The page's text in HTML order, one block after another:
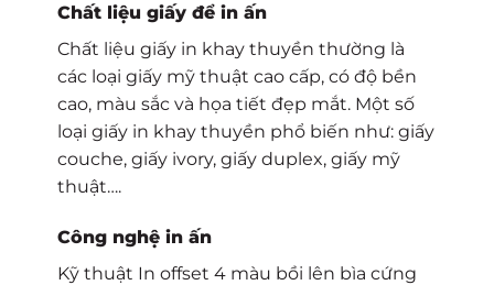
Chất liệu giấy để in ấn
Chất liệu giấy in khay thuyền thường là
các loại giấy mỹ thuật cao cấp, có độ bền
cao, màu sắc và họa tiết đẹp mắt. Một số
loại giấy in khay thuyền phổ biến như: giấy
couche, giấy ivory, giấy duplex, giấy mỹ
thuật….
Công nghệ in ấn
Kỹ thuật In offset 4 màu bồi lên bìa cứng